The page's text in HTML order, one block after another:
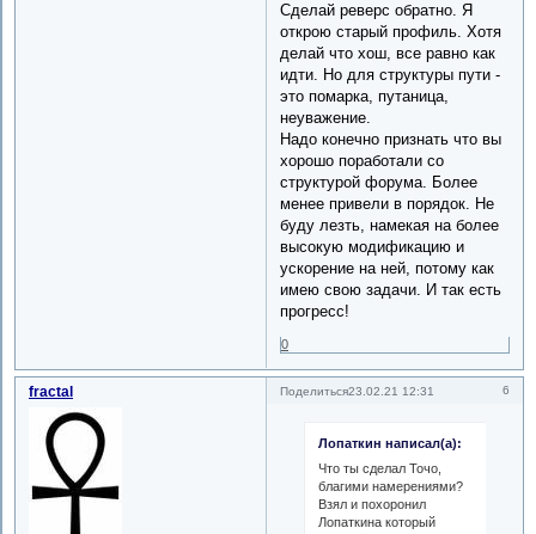
Сделай реверс обратно. Я
открою старый профиль. Хотя
делай что хош, все равно как
идти. Но для структуры пути -
это помарка, путаница,
неуважение.
Надо конечно признать что вы
хорошо поработали со
структурой форума. Более
менее привели в порядок. Не
буду лезть, намекая на более
высокую модификацию и
ускорение на ней, потому как
имею свою задачи. И так есть
прогресс!
0
Поделиться 6
23.02.21 12:31
fractal
Лопаткин написал(а):
Что ты сделал Точо,
благими намерениями?
Взял и похоронил
Лопаткина который